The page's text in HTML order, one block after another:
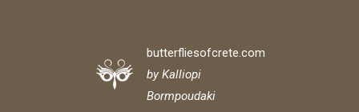
butterfliesofcrete.com
by Kalliopi
Bormpoudaki